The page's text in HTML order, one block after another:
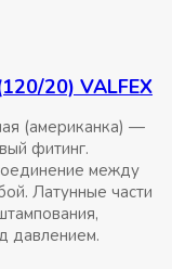
20) VALFEX
(американка) —
фитинг.
между
Латунные части
давлением.